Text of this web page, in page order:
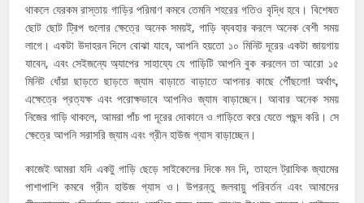
থাকলে যেরকম রাস্তায় গাড়ির পরিমাণ কমবে তেমনি শহরের গতিও বৃদ্ধি হবে। বিশেষত
ছোট ছোট ট্রিপ গুলোর ক্ষেত্রে অনেক সময়ই, গাড়ি ব্যবহার করলে অনেক বেশী সময়
লাগে। একটা উদাহরন দিলে বোঝা যাবে, আপনি হয়তো ১০ মিনিট দূরের একটা জায়গায়
যাবেন, এবং সেইজন্যে অ্যাপের সাহায্যে যে গাড়িটি আপনি বুক করলেন তা আরো ১৫
মিনিট ধোঁয়া ছাড়তে ছাড়তে জ্যাম বাড়াতে বাড়াতে আপনার কাছে পৌঁছলো! অর্থাৎ,
এক্ষেত্রে প্রত্যক্ষ এবং পরোক্ষভাবে আপনিও জ্যাম বাড়াচ্ছেন। আবার অনেক সময়
নিজের গাড়ি থাকলে, আমরা পাঁচ পা দূরের দোকানে ও গাড়িতে করে যেতে পছন্দ করি। সে
ক্ষেত্রে আপনি সরাসরি জ্যাম এবং গ্রীন হাউজ গ্যাস বাড়াচ্ছেন।
কাজেই আমরা যদি একটু গাড়ি ছেড়ে সাইকেলের দিকে মন দি, তাহলে ট্রাফিক জ্যামের
পাশাপাশি কমবে গ্রীন হাউজ গ্যাস ও। উপরন্তু জলবায়ু পরিবর্তন এবং আমাদের